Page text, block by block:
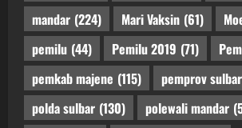
mandar (224) Mari Vaksin (61)
pemilu (44) Pemilu 2019 (71)
pemkab majene (115) pemprov sulbar
polda sulbar (130) polewali mandar